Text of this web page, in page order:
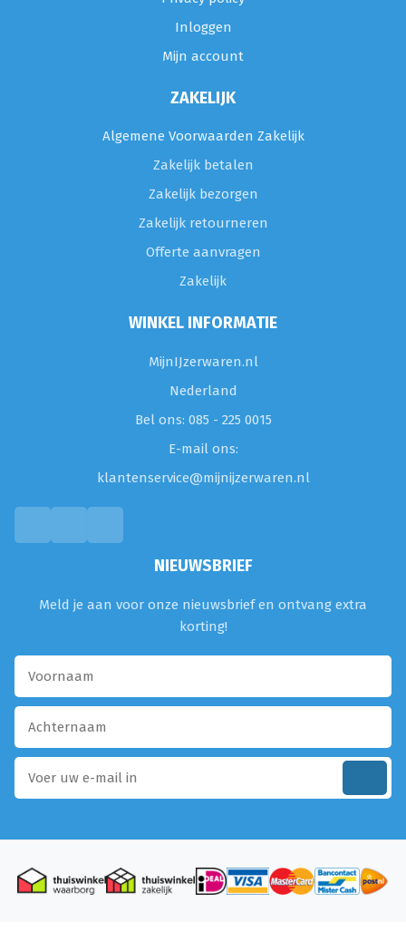
Inloggen
Mijn account
ZAKELIJK
Algemene Voorwaarden Zakelijk
Zakelijk betalen
Zakelijk bezorgen
Zakelijk retourneren
Offerte aanvragen
Zakelijk
WINKEL INFORMATIE
MijnIJzerwaren.nl
Nederland
Bel ons: 085 - 225 0015
E-mail ons:
klantenservice@mijnijzerwaren.nl
NIEUWSBRIEF
Meld je aan voor onze nieuwsbrief en ontvang extra
korting!